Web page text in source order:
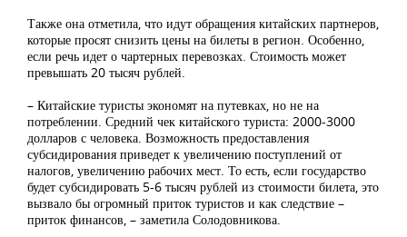
Также она отметила, что идут обращения китайских партнеров,
которые просят снизить цены на билеты в регион. Особенно,
если речь идет о чартерных перевозках. Стоимость может
превышать 20 тысяч рублей.
– Китайские туристы экономят на путевках, но не на
потреблении. Средний чек китайского туриста: 2000-3000
долларов с человека. Возможность предоставления
субсидирования приведет к увеличению поступлений от
налогов, увеличению рабочих мест. То есть, если государство
будет субсидировать 5-6 тысяч рублей из стоимости билета, это
вызвало бы огромный приток туристов и как следствие –
приток финансов, – заметила Солодовникова.